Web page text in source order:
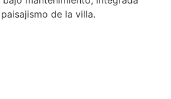
de la villa.